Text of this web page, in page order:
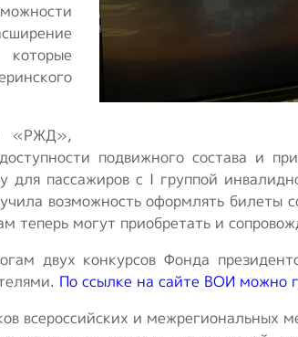
«РЖД»,
подвижного состава и
пассажиров с I группой
возможность оформлять билеты
теперь могут приобретать и
двух конкурсов Фонда
По ссылке на сайте ВОИ можно
всероссийских и межрегиональных